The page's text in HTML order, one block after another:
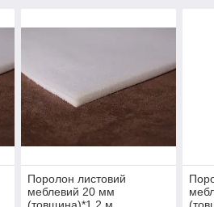
Поролон листовий
меблевий 20 мм